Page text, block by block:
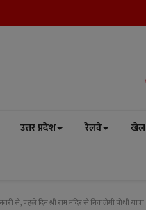
उत्तर प्रदेश रेलवे खेल
से, पहले दिन श्री राम मंदिर से निकलेगी पोथी यात्रा